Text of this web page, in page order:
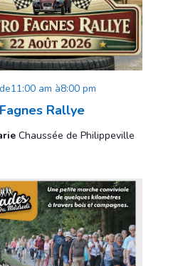
Rallye
am à8:00 pm
Chaussée de Philippeville